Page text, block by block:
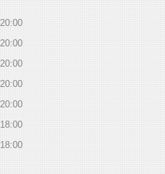
20:00
20:00
20:00
20:00
20:00
18:00
18:00